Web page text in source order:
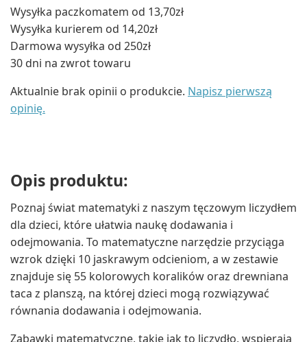
Wysyłka paczkomatem od 13,70zł
Wysyłka kurierem od 14,20zł
Darmowa wysyłka od 250zł
30 dni na zwrot towaru
Aktualnie brak opinii o produkcie. Napisz pierwszą
opinię.
Opis produktu:
Poznaj świat matematyki z naszym tęczowym liczydłem
dla dzieci, które ułatwia naukę dodawania i
odejmowania. To matematyczne narzędzie przyciąga
wzrok dzięki 10 jaskrawym odcieniom, a w zestawie
znajduje się 55 kolorowych koralików oraz drewniana
taca z planszą, na której dzieci mogą rozwiązywać
równania dodawania i odejmowania.
Zabawki matematyczne, takie jak to liczydło, wspierają